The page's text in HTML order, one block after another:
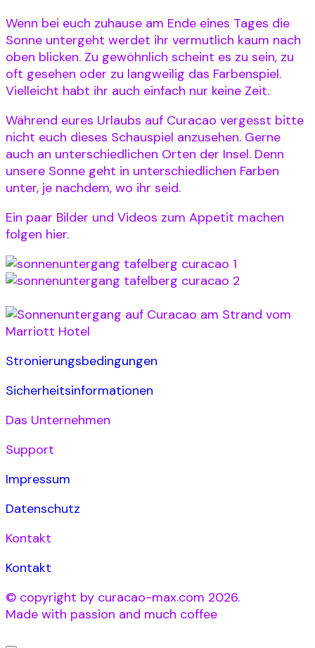
Wenn bei euch zuhause am Ende eines Tages die
Sonne untergeht werdet ihr vermutlich kaum nach
oben blicken. Zu gewöhnlich scheint es zu sein, zu
oft gesehen oder zu langweilig das Farbenspiel.
Vielleicht habt ihr auch einfach nur keine Zeit.
Während eures Urlaubs auf Curacao vergesst bitte
nicht euch dieses Schauspiel anzusehen. Gerne
auch an unterschiedlichen Orten der Insel. Denn
unsere Sonne geht in unterschiedlichen Farben
unter, je nachdem, wo ihr seid.
Ein paar Bilder und Videos zum Appetit machen
folgen hier.
Stronierungsbedingungen
Sicherheitsinformationen
Das Unternehmen
Support
Impressum
Datenschutz
Kontakt
Kontakt
© copyright by curacao-max.com 2026.
Made with passion and much coffee